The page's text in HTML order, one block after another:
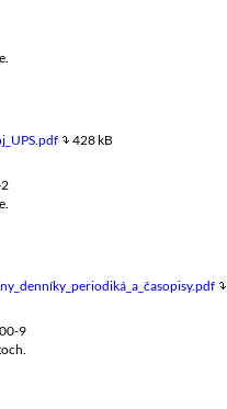
428 kB
9